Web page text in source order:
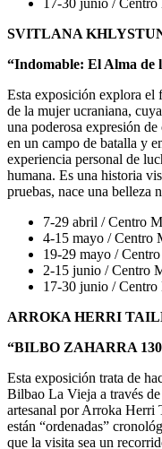
SVITLANA
“Indomable: El Alma de
Esta exposición explora el
de la mujer ucraniana,
una poderosa expresión
en un campo de batalla y
experiencia personal de
humana. Es una historia
pruebas, nace una belleza
7-29 abril / Centro
4-15 mayo / Centro
19-29 mayo /
2-15 junio / Centro
17-30 junio /
ARROKA HERRI
“BILBO ZAHARRA
Esta exposición trata de
Bilbao La Vieja a través
artesanal por Arroka Herri
están “ordenadas”
que la visita sea un